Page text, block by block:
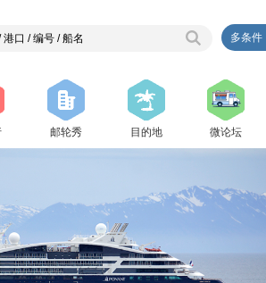
多条件
邮轮秀 目的地 微论坛